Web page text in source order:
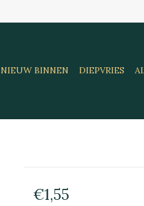
NIEUW BINNEN DIEPVRIES
€1,55